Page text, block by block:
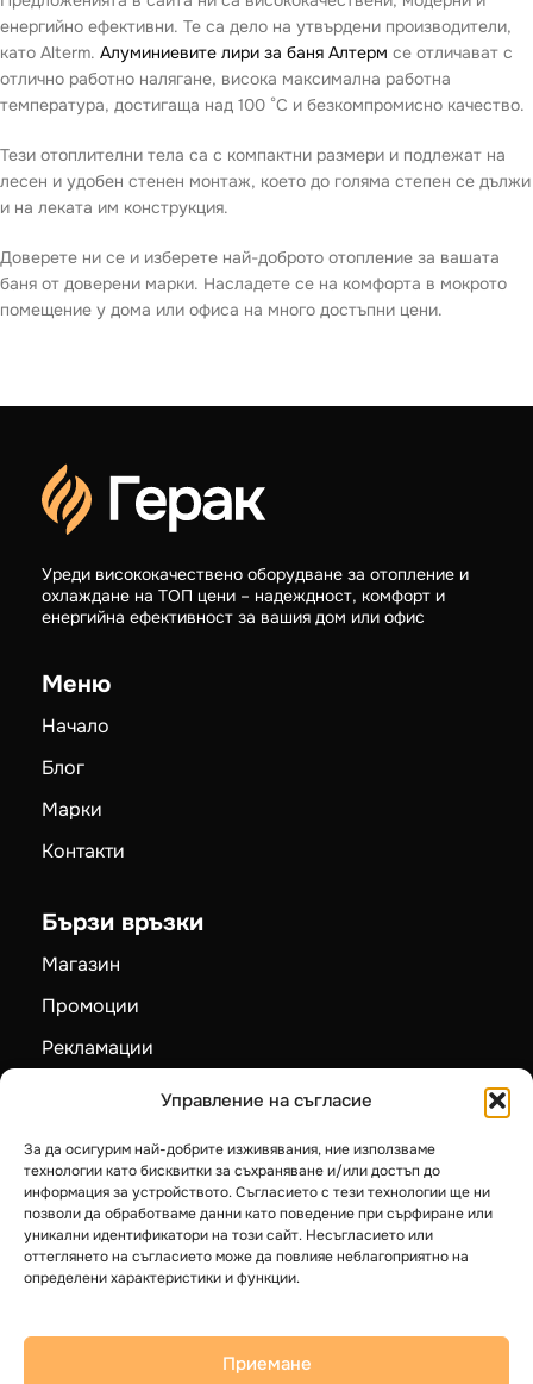
Управление на съгласие
За да осигурим най-добрите изживявания, ние използваме
технологии като бисквитки за съхраняване и/или достъп до
информация за устройството. Съгласието с тези технологии ще ни
позволи да обработваме данни като поведение при сърфиране или
уникални идентификатори на този сайт. Несъгласието или
оттеглянето на съгласието може да повлияе неблагоприятно на
определени характеристики и функции.
Приемане
енергийно ефективни. Те са дело на утвърдени производители,
като Alterm. Алуминиевите лири за баня Алтерм се отличават с
отлично работно налягане, висока максимална работна
температура, достигаща над 100 °С и безкомпромисно качество.
Тези отоплителни тела са с компактни размери и подлежат на
лесен и удобен стенен монтаж, което до голяма степен се дължи
и на леката им конструкция.
Доверете ни се и изберете най-доброто отопление за вашата
баня от доверени марки. Насладете се на комфорта в мокрото
помещение у дома или офиса на много достъпни цени.
Уреди висококачествено оборудване за отопление и
охлаждане на ТОП цени – надеждност, комфорт и
енергийна ефективност за вашия дом или офис
Меню
Начало
Блог
Марки
Контакти
Бързи връзки
Магазин
Промоции
Рекламации
Карта на сайта
Категории
Пелетни камини
Камини на дърва
Котли на твърдо гориво